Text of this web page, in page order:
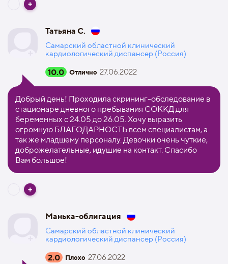
Татьяна С.
Самарский областной клинический
кардиологический диспансер (Россия)
10.0 Отлично 27.06.2022
Добрый день! Проходила скрининг-обследование в
стационаре дневного пребывания СОККД для
беременных с 24.05 до 26.05. Хочу выразить
огромную БЛАГОДАРНОСТЬ всем специалистам, а
так же младшему персоналу. Девочки очень чуткие,
доброжелательные, идущие на контакт. Спасибо
Вам большое!
Манька-облигация
Самарский областной клинический
кардиологический диспансер (Россия)
2.0 Плохо 27.06.2022